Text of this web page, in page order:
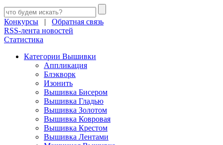
Конкурсы | Обратная связь
RSS-лента новостей
Статистика
Категории Вышивки
Аппликация
Блэкворк
Изонить
Вышивка Бисером
Вышивка Гладью
Вышивка Золотом
Вышивка Ковровая
Вышивка Крестом
Вышивка Лентами